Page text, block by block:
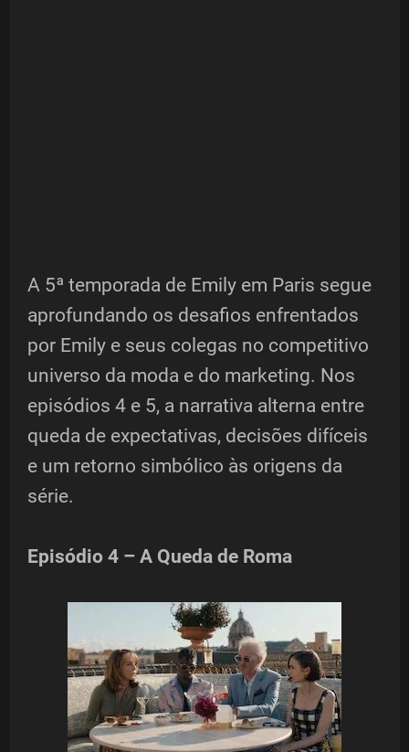
A 5ª temporada de Emily em Paris segue
aprofundando os desafios enfrentados
por Emily e seus colegas no competitivo
universo da moda e do marketing. Nos
episódios 4 e 5, a narrativa alterna entre
queda de expectativas, decisões difíceis
e um retorno simbólico às origens da
série.
Episódio 4 – A Queda de Roma